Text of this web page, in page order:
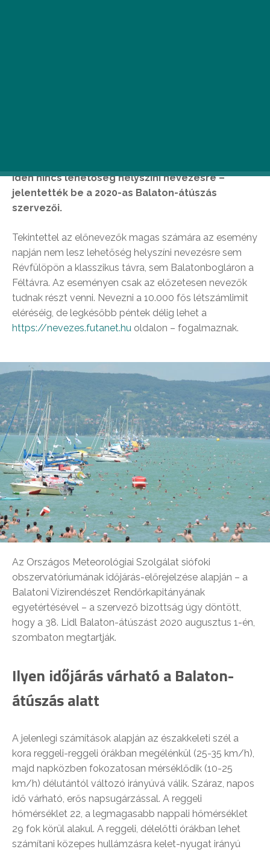
Idén nincs lehetőség helyszíni nevezésre –
jelentették be a 2020-as Balaton-átúszás
szervezői.
Tekintettel az előnevezők magas számára az esemény
napján nem lesz lehetőség helyszíni nevezésre sem
Révfülöpön a klasszikus távra, sem Balatonbogláron a
Féltávra. Az eseményen csak az előzetesen nevezők
tudnak részt venni. Nevezni a 10.000 fős létszámlimit
eléréséig, de legkésőbb péntek délig lehet a
https://nevezes.futanet.hu oldalon – fogalmaznak.
Az Országos Meteorológiai Szolgálat siófoki
obszervatóriumának időjárás-előrejelzése alapján – a
Balatoni Vízirendészet Rendőrkapitányának
egyetértésével – a szervező bizottság úgy döntött,
hogy a 38. Lidl Balaton-átúszást 2020 augusztus 1-én,
szombaton megtartják.
Ilyen időjárás várható a Balaton-
átúszás alatt
A jelenlegi számítások alapján az északkeleti szél a
kora reggeli-reggeli órákban megélénkül (25-35 km/h),
majd napközben fokozatosan mérséklődik (10-25
km/h) délutántól változó irányúvá válik. Száraz, napos
idő várható, erős napsugárzással. A reggeli
hőmérséklet 22, a legmagasabb nappali hőmérséklet
29 fok körül alakul. A reggeli, délelőtti órákban lehet
számítani közepes hullámzásra kelet-nyugat irányú